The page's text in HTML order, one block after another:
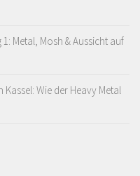
Metal, Mosh & Aussicht auf
Wie der Heavy Metal